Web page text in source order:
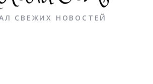
СВЕЖИХ НОВОСТЕЙ